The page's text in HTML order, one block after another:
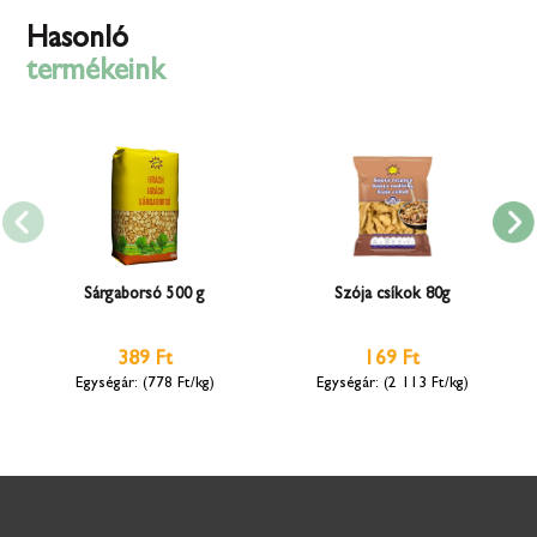
Hasonló
termékeink
Sárgaborsó 500 g
389 Ft
(778 Ft/kg)
Szója csíkok 80g
169 Ft
(2 113 Ft/kg)